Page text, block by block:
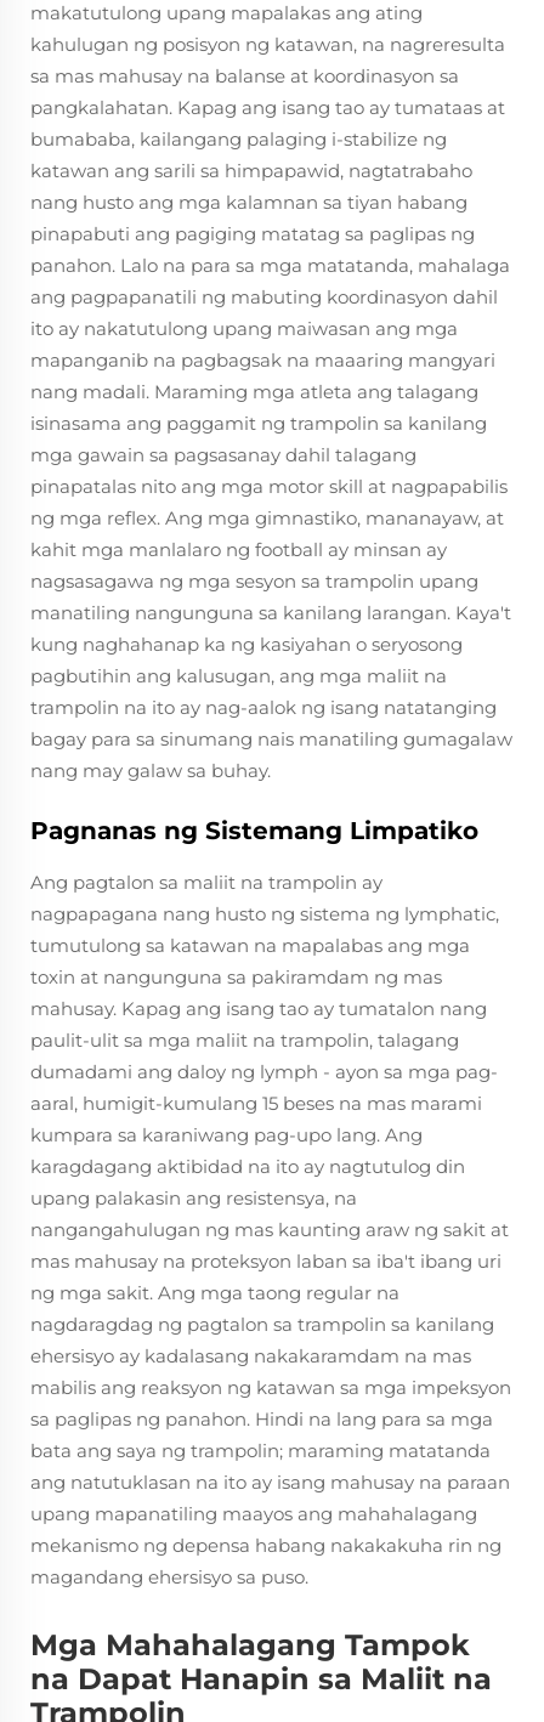
makatutulong upang mapalakas ang ating
kahulugan ng posisyon ng katawan, na nagreresulta
sa mas mahusay na balanse at koordinasyon sa
pangkalahatan. Kapag ang isang tao ay tumataas at
bumababa, kailangang palaging i-stabilize ng
katawan ang sarili sa himpapawid, nagtatrabaho
nang husto ang mga kalamnan sa tiyan habang
pinapabuti ang pagiging matatag sa paglipas ng
panahon. Lalo na para sa mga matatanda, mahalaga
ang pagpapanatili ng mabuting koordinasyon dahil
ito ay nakatutulong upang maiwasan ang mga
mapanganib na pagbagsak na maaaring mangyari
nang madali. Maraming mga atleta ang talagang
isinasama ang paggamit ng trampolin sa kanilang
mga gawain sa pagsasanay dahil talagang
pinapatalas nito ang mga motor skill at nagpapabilis
ng mga reflex. Ang mga gimnastiko, mananayaw, at
kahit mga manlalaro ng football ay minsan ay
nagsasagawa ng mga sesyon sa trampolin upang
manatiling nangunguna sa kanilang larangan. Kaya't
kung naghahanap ka ng kasiyahan o seryosong
pagbutihin ang kalusugan, ang mga maliit na
trampolin na ito ay nag-aalok ng isang natatanging
bagay para sa sinumang nais manatiling gumagalaw
nang may galaw sa buhay.
Pagnanas ng Sistemang Limpatiko
Ang pagtalon sa maliit na trampolin ay
nagpapagana nang husto ng sistema ng lymphatic,
tumutulong sa katawan na mapalabas ang mga
toxin at nangunguna sa pakiramdam ng mas
mahusay. Kapag ang isang tao ay tumatalon nang
paulit-ulit sa mga maliit na trampolin, talagang
dumadami ang daloy ng lymph - ayon sa mga pag-
aaral, humigit-kumulang 15 beses na mas marami
kumpara sa karaniwang pag-upo lang. Ang
karagdagang aktibidad na ito ay nagtutulog din
upang palakasin ang resistensya, na
nangangahulugan ng mas kaunting araw ng sakit at
mas mahusay na proteksyon laban sa iba't ibang uri
ng mga sakit. Ang mga taong regular na
nagdaragdag ng pagtalon sa trampolin sa kanilang
ehersisyo ay kadalasang nakakaramdam na mas
mabilis ang reaksyon ng katawan sa mga impeksyon
sa paglipas ng panahon. Hindi na lang para sa mga
bata ang saya ng trampolin; maraming matatanda
ang natutuklasan na ito ay isang mahusay na paraan
upang mapanatiling maayos ang mahahalagang
mekanismo ng depensa habang nakakakuha rin ng
magandang ehersisyo sa puso.
Mga Mahahalagang Tampok
na Dapat Hanapin sa Maliit na
Trampolin